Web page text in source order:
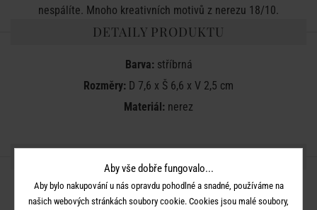
nespálíte. Mnoho kreativních motivů z nerezu 18/10.
DETAILY PRODUKTU
Barva:stříbrná
Rozměry: D 7,6 x Š 6,6 x V 2,5 cm
Materiál: nerez
Aby vše dobře fungovalo...
Aby bylo nakupování u nás opravdu pohodlné a snadné, používáme na
našich webových stránkách soubory cookie. Cookies jsou malé soubory,